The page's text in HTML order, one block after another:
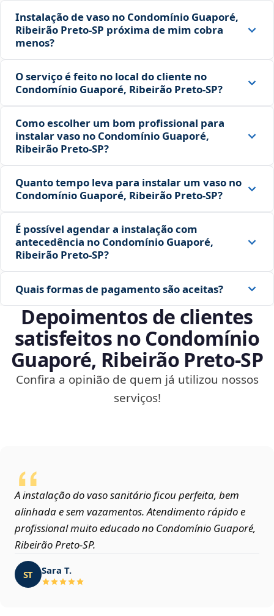
Instalação de vaso no Condomínio Guaporé,
Ribeirão Preto‑SP próxima de mim cobra
menos?
O serviço é feito no local do cliente no
Condomínio Guaporé, Ribeirão Preto‑SP?
Como escolher um bom profissional para
instalar vaso no Condomínio Guaporé,
Ribeirão Preto‑SP?
Quanto tempo leva para instalar um vaso no
Condomínio Guaporé, Ribeirão Preto‑SP?
É possível agendar a instalação com
antecedência no Condomínio Guaporé,
Ribeirão Preto‑SP?
Quais formas de pagamento são aceitas?
Depoimentos de clientes
satisfeitos no Condomínio
Guaporé, Ribeirão Preto‑SP
Confira a opinião de quem já utilizou nossos
serviços!
A instalação do vaso sanitário ficou perfeita, bem
alinhada e sem vazamentos. Atendimento rápido e
profissional muito educado no Condomínio Guaporé,
Ribeirão Preto‑SP.
ST Sara T.